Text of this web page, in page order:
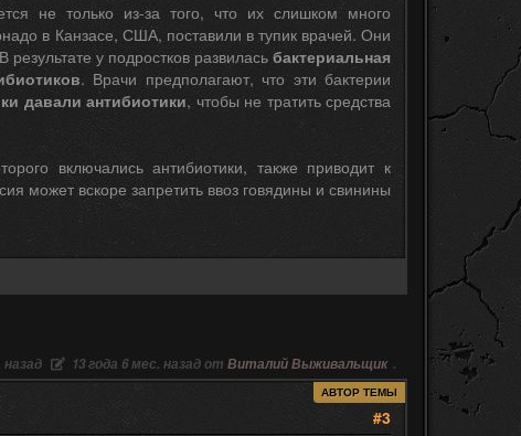
не только из-за того, что их слишком много
в Канзасе, США, поставили в тупик врачей. Они
у подростков развилась бактериальная
. Врачи предполагают, что эти бактерии
давали антибиотики, чтобы не тратить средства
включались антибиотики, также приводит к
может вскоре запретить ввоз говядины и свинины
назад 13 года 6 мес. назад от Виталий Выживальщик .
АВТОР ТЕМЫ
#3